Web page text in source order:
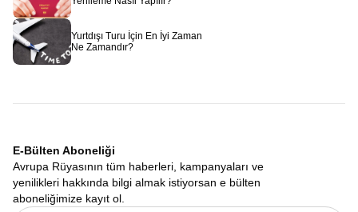
Yurtdışı Turu İçin En İyi Zaman
Ne Zamandır?
E-Bülten Aboneliği
Avrupa Rüyasının tüm haberleri, kampanyaları ve
yenilikleri hakkında bilgi almak istiyorsan e bülten
aboneliğimize kayıt ol.